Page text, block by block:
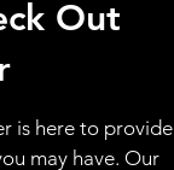
Out
is here to provide
may have. Our